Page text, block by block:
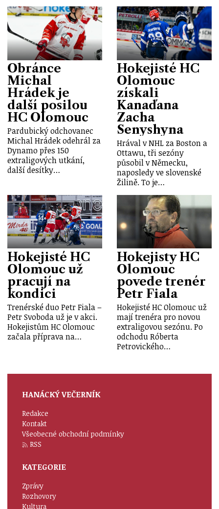
Obránce
Michal
Hrádek je
další posilou
HC Olomouc
Pardubický odchovanec
Michal Hrádek odehrál za
Dynamo přes 150
extraligových utkání,
další desítky…
Hokejisté HC
Olomouc
získali
Kanaďana
Zacha
Senyshyna
Hrával v NHL za Boston a
Ottawu, tři sezóny
působil v Německu,
naposledy ve slovenské
Žilině. To je…
Hokejisté HC
Olomouc už
pracují na
kondici
Trenérské duo Petr Fiala –
Petr Svoboda už je v akci.
Hokejistům HC Olomouc
začala příprava na…
Hokejisty HC
Olomouc
povede trenér
Petr Fiala
Hokejisté HC Olomouc už
mají trenéra pro novou
extraligovou sezónu. Po
odchodu Róberta
Petrovického…
HANÁCKÝ VEČERNÍK
Redakce
Kontakt
Všeobecné obchodní podmínky
RSS
KATEGORIE
Zprávy
Rozhovory
Kultura